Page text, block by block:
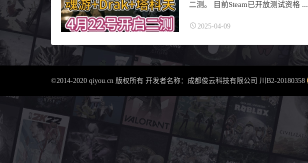
二测。 目前Steam已开放测试资格 ...
2025-04-09
©2014-2020 qiyou.cn 版权所有 开发者名称：成都俊云科技有限公司 川B2-20180358